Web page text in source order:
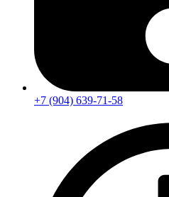
+7 (904) 639-71-58